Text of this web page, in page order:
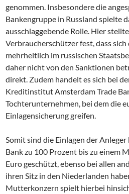
genommen. Insbesondere die
Bankengruppe in Russland spielte
ausschlaggebende Rolle. Hier
Verbraucherschützer fest, dass
mehrheitlich im russischen
daher nicht von den Sanktionen
direkt. Zudem handelt es sich bei
Kreditinstitut Amsterdam Trade
Tochterunternehmen, bei dem die
Einlagensicherung greifen.
Somit sind die Einlagen der
Bank zu 100 Prozent bis zu einem
Euro geschützt, ebenso bei allen
ihren Sitz in den Niederlanden
Mutterkonzern spielt hierbei